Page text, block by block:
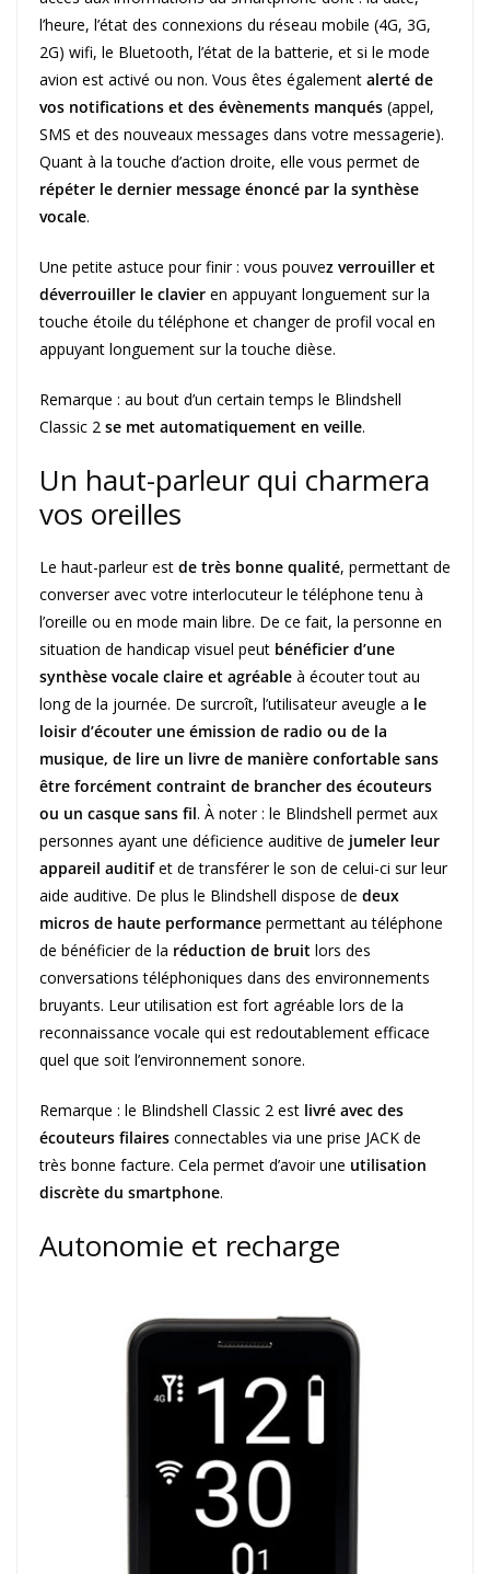
l’heure, l’état des connexions du réseau mobile (4G, 3G,
2G) wifi, le Bluetooth, l’état de la batterie, et si le mode
avion est activé ou non. Vous êtes également alerté de
vos notifications et des évènements manqués (appel,
SMS et des nouveaux messages dans votre messagerie).
Quant à la touche d’action droite, elle vous permet de
répéter le dernier message énoncé par la synthèse
vocale.
Une petite astuce pour finir : vous pouvez verrouiller et
déverrouiller le clavier en appuyant longuement sur la
touche étoile du téléphone et changer de profil vocal en
appuyant longuement sur la touche dièse.
Remarque : au bout d’un certain temps le Blindshell
Classic 2 se met automatiquement en veille.
Un haut-parleur qui charmera
vos oreilles
Le haut-parleur est de très bonne qualité, permettant de
converser avec votre interlocuteur le téléphone tenu à
l’oreille ou en mode main libre. De ce fait, la personne en
situation de handicap visuel peut bénéficier d’une
synthèse vocale claire et agréable à écouter tout au
long de la journée. De surcroît, l’utilisateur aveugle a le
loisir d’écouter une émission de radio ou de la
musique, de lire un livre de manière confortable sans
être forcément contraint de brancher des écouteurs
ou un casque sans fil. À noter : le Blindshell permet aux
personnes ayant une déficience auditive de jumeler leur
appareil auditifet de transférer le son de celui-ci sur leur
aide auditive. De plus le Blindshell dispose de deux
micros de haute performance permettant au téléphone
de bénéficier de la réduction de bruit lors des
conversations téléphoniques dans des environnements
bruyants. Leur utilisation est fort agréable lors de la
reconnaissance vocale qui est redoutablement efficace
quel que soit l’environnement sonore.
Remarque : le Blindshell Classic 2 est livré avec des
écouteurs filaires connectables via une prise JACK de
très bonne facture. Cela permet d’avoir une utilisation
discrète du smartphone.
Autonomie et recharge